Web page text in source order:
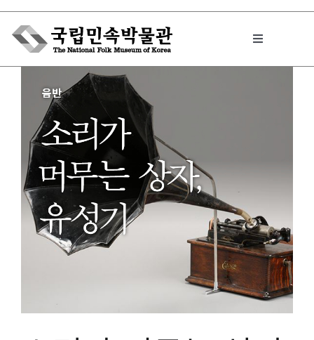
Skip
content
Toggle
박물관에서는
민속이야기
민속 인사이드